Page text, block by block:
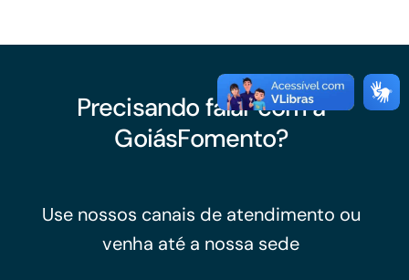
Precisando falar com a
GoiásFomento?
Use nossos canais de atendimento ou
venha até a nossa sede